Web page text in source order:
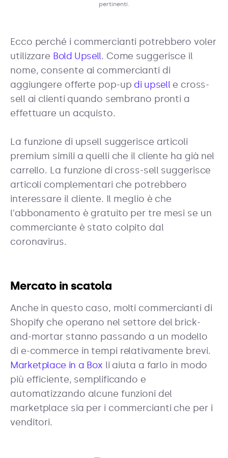
pertinenti.
Ecco perché i commercianti potrebbero voler
utilizzare Bold Upsell. Come suggerisce il
nome, consente ai commercianti di
aggiungere offerte pop-up di upselle cross-
sell ai clienti quando sembrano pronti a
effettuare un acquisto.
La funzione di upsell suggerisce articoli
premium simili a quelli che il cliente ha già nel
carrello. La funzione di cross-sell suggerisce
articoli complementari che potrebbero
interessare il cliente. Il meglio è che
l'abbonamento è gratuito per tre mesi se un
commerciante è stato colpito dal
coronavirus.
Mercato in scatola
Anche in questo caso, molti commercianti di
Shopify che operano nel settore del brick-
and-mortar stanno passando a un modello
di e-commerce in tempi relativamente brevi.
Marketplace in a Box li aiuta a farlo in modo
più efficiente, semplificando e
automatizzando alcune funzioni del
marketplace sia per i commercianti che per i
venditori.